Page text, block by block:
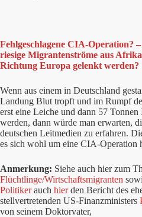
Fehlgeschlagene CIA-Operation?
riesige Migrantenströme aus
Richtung Europa gelenkt werden?
Wenn aus einem in Deutschland
Landung Blut tropft und im Rumpf
erst eine Leiche und dann 57 Tonnen
werden, dann würde man erwarten,
deutschen Leitmedien zu erfahren.
es sich wohl um eine CIA-Operation
Anmerkung: Siehe auch hier zum
Flüchtlinge/Wirtschaftsmigranten
Politikerauch hierden Bericht des
stellvertretenden US-Finanzministers
von seinem Doktorvater,